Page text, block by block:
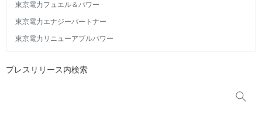
東京電力フュエル＆パワー
東京電力エナジーパートナー
東京電力リニューアブルパワー
プレスリリース内検索